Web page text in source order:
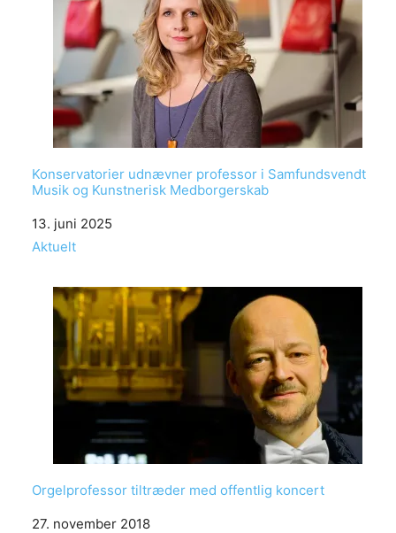
Konservatorier udnævner professor i Samfundsvendt
Musik og Kunstnerisk Medborgerskab
Date
13. juni 2025
In relation to
Aktuelt
Orgelprofessor tiltræder med offentlig koncert
Date
27. november 2018